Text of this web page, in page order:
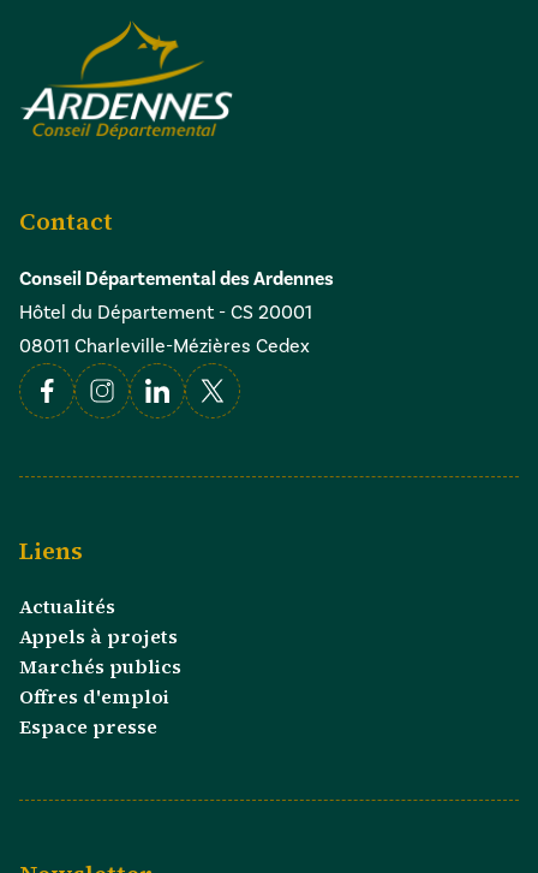
Contact
Conseil Départemental des Ardennes
Hôtel du Département - CS 20001
08011 Charleville-Mézières Cedex
FacebookInstagramLinkedin
X
Liens
Actualités
Appels à projets
Marchés publics
Offres d'emploi
Espace presse